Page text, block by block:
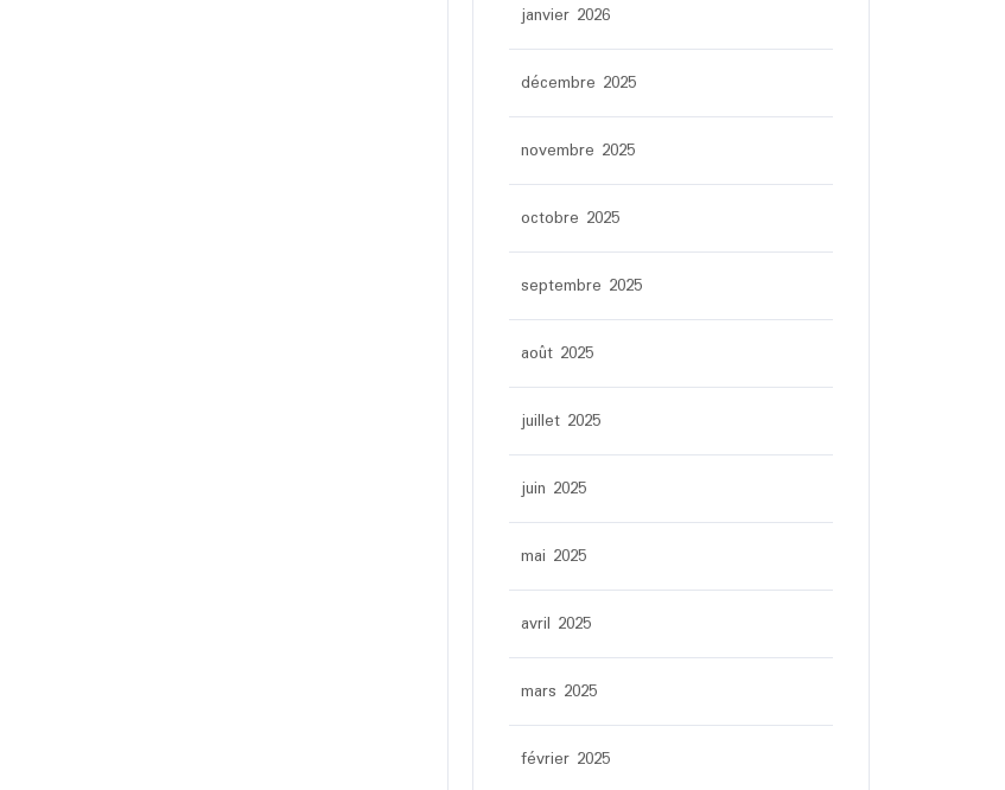
janvier 2026
décembre 2025
novembre 2025
octobre 2025
septembre 2025
août 2025
juillet 2025
juin 2025
mai 2025
avril 2025
mars 2025
février 2025